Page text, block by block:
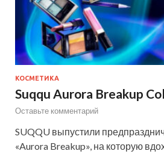
КОСМЕТИКА
Suqqu Aurora Breakup
Оставьте комментарий
SUQQU выпустили
«Aurora Breakup», на которую